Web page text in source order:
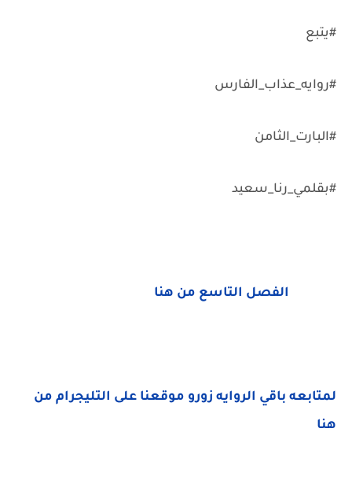
#يتبع
#روايه_عذاب_الفارس
#البارت_الثامن
#بقلمي_رنا_سعيد
الفصل التاسع من هنا
لمتابعه باقي الروايه زورو موقعنا على التليجرام من
هنا